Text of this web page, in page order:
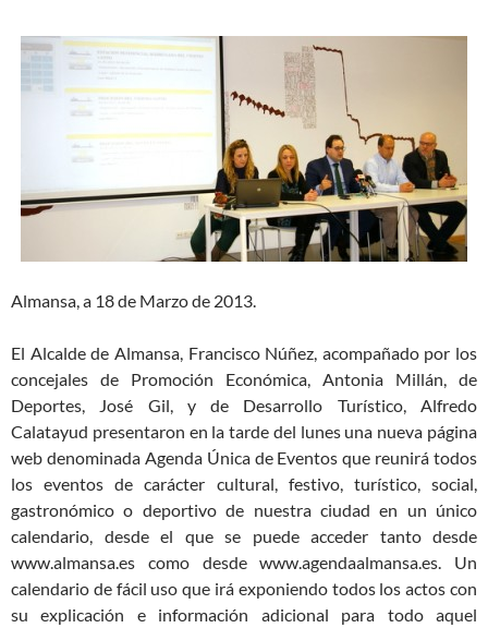
Almansa, a 18 de Marzo de 2013.
El Alcalde de Almansa, Francisco Núñez, acompañado por los
concejales de Promoción Económica, Antonia Millán, de
Deportes, José Gil, y de Desarrollo Turístico, Alfredo
Calatayud presentaron en la tarde del lunes una nueva página
web denominada Agenda Única de Eventos que reunirá todos
los eventos de carácter cultural, festivo, turístico, social,
gastronómico o deportivo de nuestra ciudad en un único
calendario, desde el que se puede acceder tanto desde
www.almansa.es como desde www.agendaalmansa.es. Un
calendario de fácil uso que irá exponiendo todos los actos con
su explicación e información adicional para todo aquel